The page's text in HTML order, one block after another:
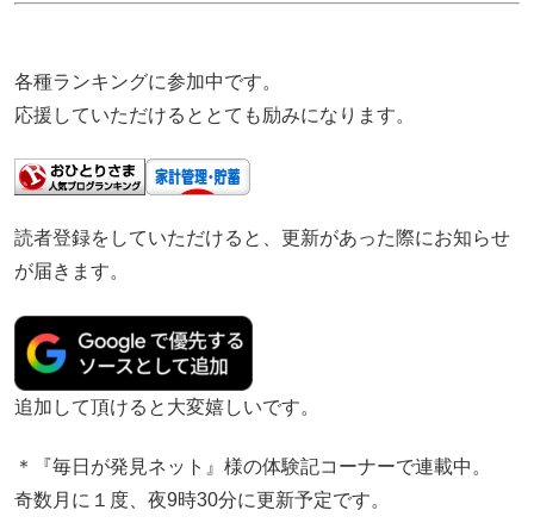
各種ランキングに参加中です。
応援していただけるととても励みになります。
読者登録をしていただけると、更新があった際にお知らせ
が届きます。
追加して頂けると大変嬉しいです。
＊『毎日が発見ネット』様の体験記コーナーで連載中。
奇数月に１度、夜9時30分に更新予定です。